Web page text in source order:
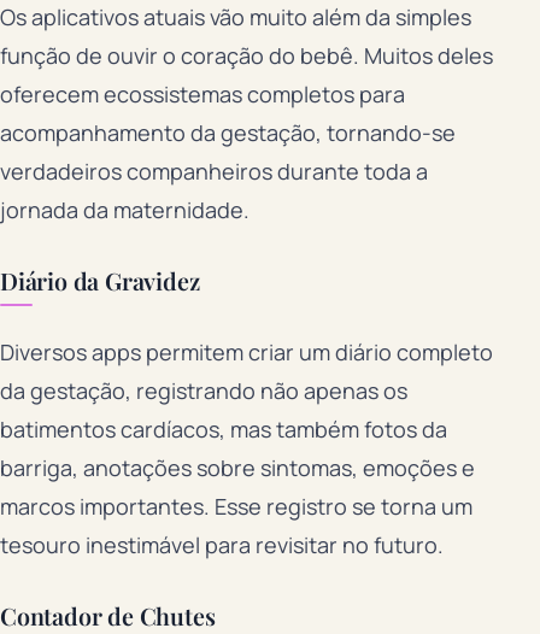
Os aplicativos atuais vão muito além da simples
função de ouvir o coração do bebê. Muitos deles
oferecem ecossistemas completos para
acompanhamento da gestação, tornando-se
verdadeiros companheiros durante toda a
jornada da maternidade.
Diário da Gravidez
Diversos apps permitem criar um diário completo
da gestação, registrando não apenas os
batimentos cardíacos, mas também fotos da
barriga, anotações sobre sintomas, emoções e
marcos importantes. Esse registro se torna um
tesouro inestimável para revisitar no futuro.
Contador de Chutes